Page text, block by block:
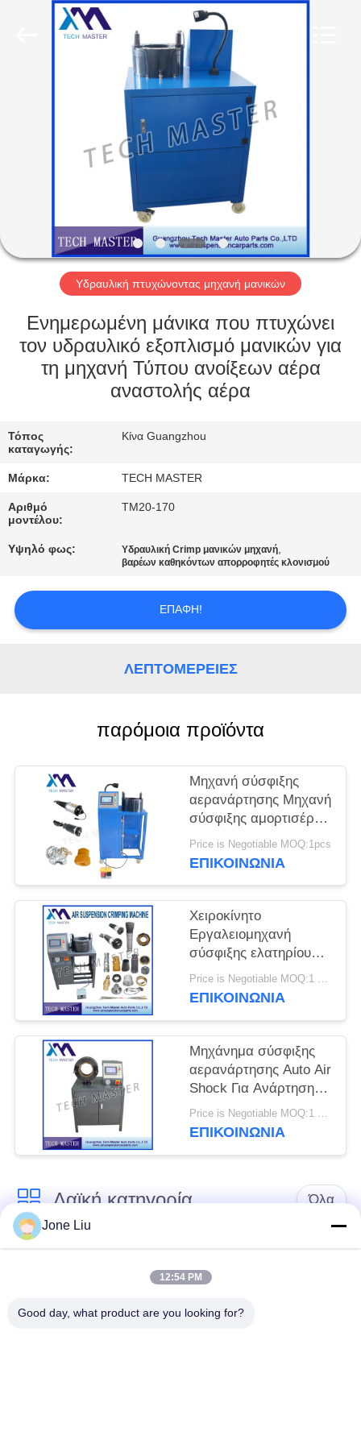
ΣΧΕΤΙΚΆ
ΜΕ
ΕΜΆΣ
ΞΕΝΆΓΗΣΗ
ΣΤΟ
ΕΡΓΟΣΤΆΣΙΟ
ΕΛΕΓΧΟΣ
ΠΟΙΌΤΗΤΑΣ
ΕΠΙΚΟΙΝΩΝΉΣΤΕ
ΜΑΖΊ
ΝΈΑ
ΠΡΟΣΦΟΡΆ
ΧΆΡΤΗΣ
ΙΣΤΌΤΟΠΟΥ
ΜΥΣΤΙΚΌΤΗΤΑ
ΠΟΛΙΤΙΚΉ
Υδραυλική πτυχώνοντας μηχανή μανικών
Ενημερωμένη μάνικα που πτυχώνει
τον υδραυλικό εξοπλισμό μανικών για
τη μηχανή Τύπου ανοίξεων αέρα
αναστολής αέρα
Τόπος
καταγωγής:
Κίνα Guangzhou
Μάρκα: TECH MASTER
Αριθμό
μοντέλου:
TM20-170
Υψηλό φως: Υδραυλική Crimp μανικών μηχανή,
βαρέων καθηκόντων απορροφητές κλονισμού
ΕΠΑΦΉ!
ΛΕΠΤΟΜΈΡΕΙΕΣ
παρόμοια προϊόντα
Μηχανή σύσφιξης
αερανάρτησης Μηχανή
σύσφιξης αμορτισέρ
αέρα με τοποθέτηση
οθόνης Επισκευή
Price is Negotiable MOQ:1pcs
ΕΠΙΚΟΙΝΩΝΊΑ
Χειροκίνητο
Εργαλειομηχανή
σύσφιξης ελατηρίου
ανάρτησης αέρα για
Μηχανή σύσφιξης
Price is Negotiable MOQ:1 ομάδα
ΕΠΙΚΟΙΝΩΝΊΑ
Μηχάνημα σύσφιξης
αερανάρτησης Auto Air
Shock Για Ανάρτηση
αέρα Mercedes / BMWPrice is Negotiable MOQ:1 ομάδα
ΕΠΙΚΟΙΝΩΝΊΑ
Λαϊκή κατηγορία Όλα
Κλονισμός
ελατήρια αναστολής
αέρα
Μέρη αναστολής
Μέρη αναστολής
Jone Liu
12:54 PM
Good day, what product are you looking for?